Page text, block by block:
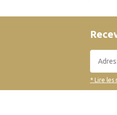
* Lire les